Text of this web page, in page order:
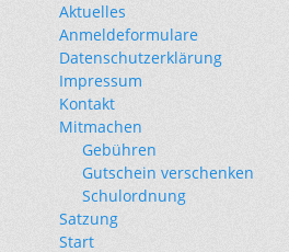
Aktuelles
Anmeldeformulare
Datenschutzerklärung
Impressum
Kontakt
Mitmachen
Gebühren
Gutschein verschenken
Schulordnung
Satzung
Start